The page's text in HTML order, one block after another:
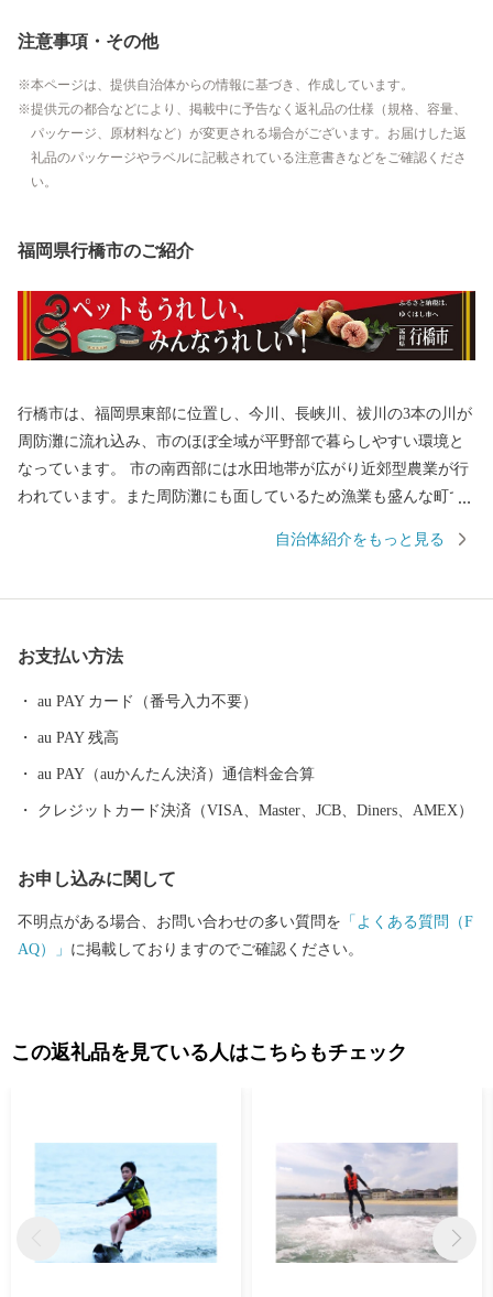
注意事項・その他
本ページは、提供自治体からの情報に基づき、作成しています。
提供元の都合などにより、掲載中に予告なく返礼品の仕様（規格、容量、
パッケージ、原材料など）が変更される場合がございます。お届けした返
礼品のパッケージやラベルに記載されている注意書きなどをご確認くださ
い。
福岡県行橋市のご紹介
行橋市は、福岡県東部に位置し、今川、長峡川、祓川の3本の川が
周防灘に流れ込み、市のほぼ全域が平野部で暮らしやすい環境と
なっています。 市の南西部には水田地帯が広がり近郊型農業が行
われています。また周防灘にも面しているため漁業も盛んな町で
が開通し一層インフラの整備が進み、京築地区の中核都市として
自治体紹介をもっと見る
お支払い方法
au PAY カード（番号入力不要）
au PAY 残高
au PAY（auかんたん決済）通信料金合算
クレジットカード決済（VISA、Master、JCB、Diners、AMEX）
お申し込みに関して
不明点がある場合、お問い合わせの多い質問を 「よくある質問（F
AQ）」 に掲載しておりますのでご確認ください。
この返礼品を見ている人はこちらもチェック